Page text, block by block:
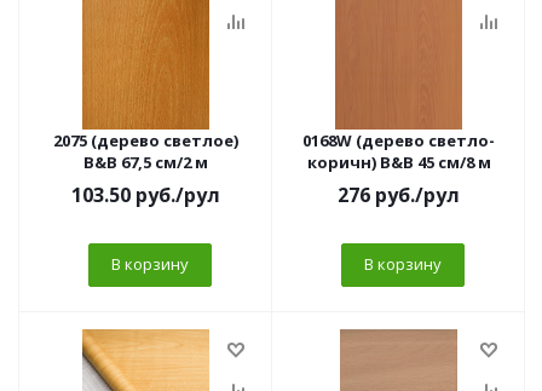
2075 (дерево светлое)
B&B 67,5 см/2 м
103.50 руб./рул
В корзину
0168W (дерево светло-
коричн) B&B 45 см/8 м
276 руб./рул
В корзину